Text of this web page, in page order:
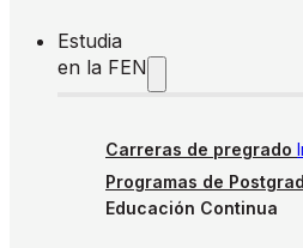
Estudia
en la FEN
Carreras de pregrado
Programas de
Educación Continua